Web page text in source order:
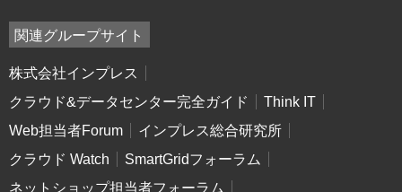
関連グループサイト
株式会社インプレス
クラウド&データセンター完全ガイド
Think IT
Web担当者Forum
インプレス総合研究所
クラウド Watch
SmartGridフォーラム
ネットショップ担当者フォーラム